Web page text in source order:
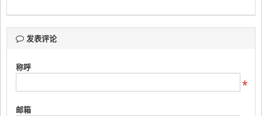
发表评论
称呼
邮箱